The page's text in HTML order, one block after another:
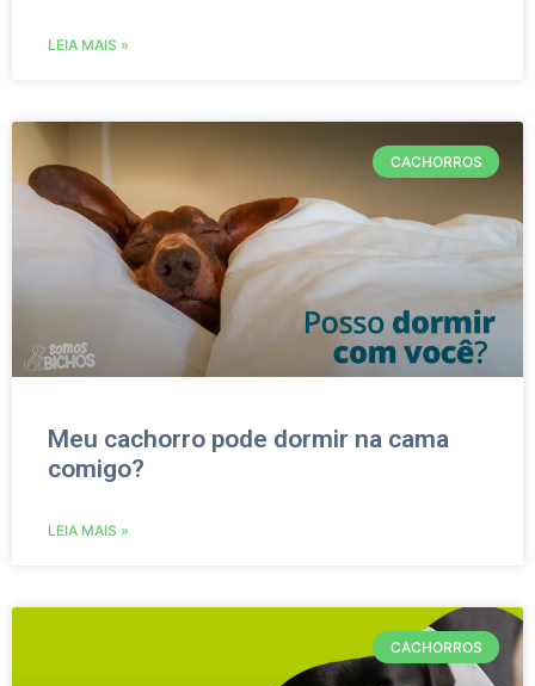
LEIA MAIS »
CACHORROS
Meu cachorro pode dormir na cama
comigo?
LEIA MAIS »
CACHORROS